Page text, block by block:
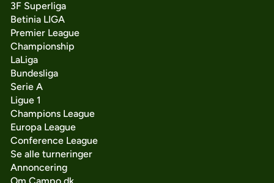
3F Superliga
Betinia LIGA
Premier League
Championship
LaLiga
Bundesliga
Serie A
Ligue 1
Champions League
Europa League
Conference League
Se alle turneringer
Annoncering